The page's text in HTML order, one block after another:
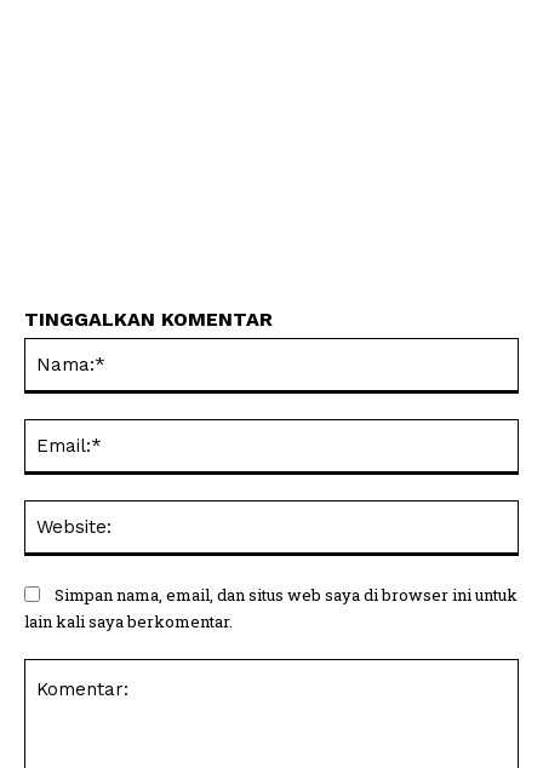
TINGGALKAN KOMENTAR
Simpan nama, email, dan situs web saya di browser ini untuk
lain kali saya berkomentar.